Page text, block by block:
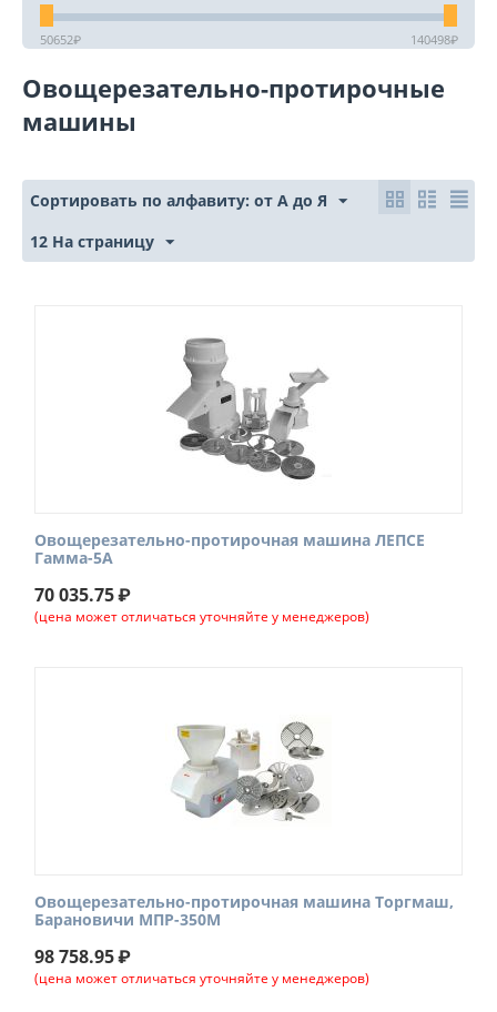
50652₽ 140498₽
Овощерезательно-протирочные
машины
Сортировать по алфавиту: от А до Я
12 На страницу
Овощерезательно-протирочная машина ЛЕПСЕ
Гамма-5А
70 035.75₽
(цена может отличаться уточняйте у менеджеров)
Овощерезательно-протирочная машина Торгмаш,
Барановичи МПР-350М
98 758.95₽
(цена может отличаться уточняйте у менеджеров)